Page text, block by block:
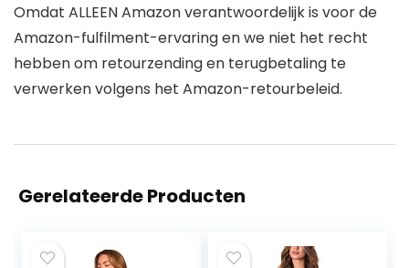
Omdat ALLEEN Amazon verantwoordelijk is voor de
Amazon-fulfilment-ervaring en we niet het recht
hebben om retourzending en terugbetaling te
verwerken volgens het Amazon-retourbeleid.
Gerelateerde Producten